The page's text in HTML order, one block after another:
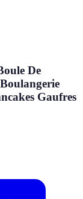
De
Gaufres